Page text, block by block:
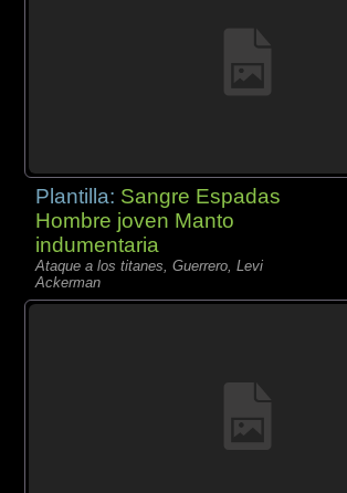
Plantilla: Sangre Espadas
Hombre joven Manto
indumentaria
Ataque a los titanes, Guerrero, Levi
Ackerman